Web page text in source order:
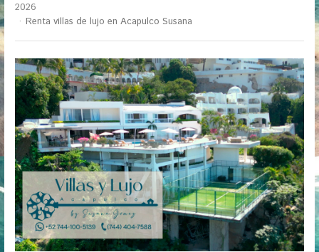
2026
Author
Renta villas de lujo en Acapulco Susana